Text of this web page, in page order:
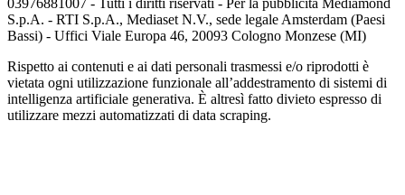
03976881007 - Tutti i diritti riservati - Per la pubblicità Mediamond
S.p.A. - RTI S.p.A., Mediaset N.V., sede legale Amsterdam (Paesi
Bassi) - Uffici Viale Europa 46, 20093 Cologno Monzese (MI)
Rispetto ai contenuti e ai dati personali trasmessi e/o riprodotti è
vietata ogni utilizzazione funzionale all’addestramento di sistemi di
intelligenza artificiale generativa. È altresì fatto divieto espresso di
utilizzare mezzi automatizzati di data scraping.